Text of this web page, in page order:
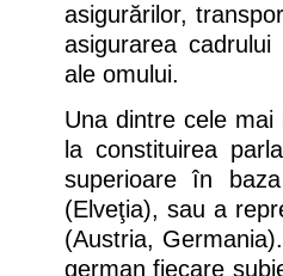
asigurărilor,
asigurarea
ale omului.
Una dintre cele
la constituirea
superioare în
(Elveţia), sau a
(Austria,
german fiecare